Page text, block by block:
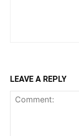
LEAVE A REPLY